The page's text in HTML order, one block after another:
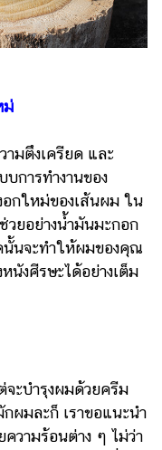
ม่
ตึงเครียด และ
การทำงานของ
อกใหม่ของเส้นผม ใน
วยอย่างน้ำมันมะกอก
นั้นจะทำให้ผมของคุณ
นังศีรษะได้อย่างเต็ม
ะบำรุงผมด้วยครีม
ผมละก็ เราขอแนะนำ
วามร้อนต่าง ๆ ไม่ว่า